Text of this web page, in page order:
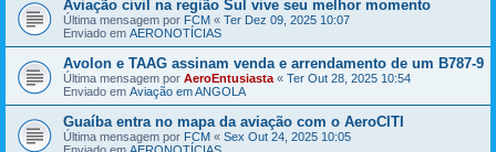
Aviação civil na região Sul vive seu melhor momento
Última mensagem por FCM « Ter Dez 09, 2025 10:07
Enviado em AERONOTÍCIAS
Avolon e TAAG assinam venda e arrendamento de um B787-9
Última mensagem por AeroEntusiasta « Ter Out 28, 2025 10:54
Enviado em Aviação em ANGOLA
Guaíba entra no mapa da aviação com o AeroCITI
Última mensagem por FCM « Sex Out 24, 2025 10:05
Enviado em AERONOTÍCIAS